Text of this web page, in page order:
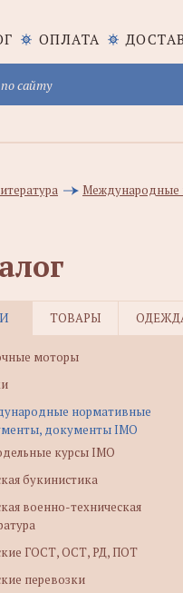
ОПЛАТА
Международные
ТОВАРЫ
моторы
нормативные
документы IMO
курсы IMO
букинистика
военно-техническая
ГОСТ, ОСТ, РД, ПОТ
перевозки